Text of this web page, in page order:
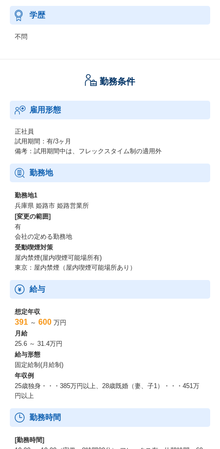
学歴
不問
勤務条件
雇用形態
正社員
試用期間：有/3ヶ月
備考：試用期間中は、フレックスタイム制の適用外
勤務地
勤務地1
兵庫県 姫路市 姫路営業所
[変更の範囲]
有
会社の定める勤務地
受動喫煙対策
屋内禁煙(屋内喫煙可能場所有)
東京：屋内禁煙（屋内喫煙可能場所あり）
給与
想定年収
391 ～ 600 万円
月給
25.6 ～ 31.4万円
給与形態
固定給制(月給制)
年収例
25歳独身・・・385万円以上、28歳既婚（妻、子1）・・・451万
円以上
勤務時間
[勤務時間]